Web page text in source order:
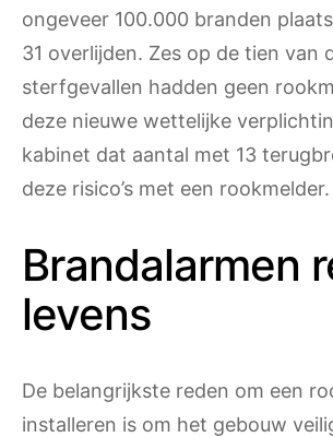
ongeveer 100.000 branden
31 overlijden. Zes op de tien van
sterfgevallen hadden geen
deze nieuwe wettelijke
kabinet dat aantal met 13
deze risico’s met een rookmelder.
Brandalarmen
levens
De belangrijkste reden om een
installeren is om het gebouw